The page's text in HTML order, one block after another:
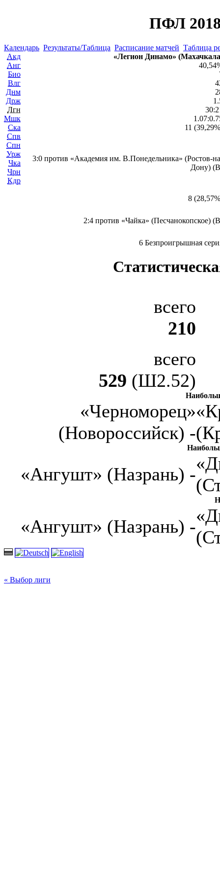
ПФЛ
Календарь Результаты/Таблица Расписание матчей Таблица
Акд
Анг
Био
Влг
Днм
Држ
Лгн
Мшк
Ска
Спв
Спн
Урж
Чка
Чрн
Кдр
«Легион Динамо»
11
3:0 против «Академия им. В.Понедельника» (Ростов-
Дону)
8
2:4 против «Чайка» (Песчанокопское)
6 Безпроигрышная
всего
210
всего
529 (Ш2.52)
«Черноморец»
(Новороссийск) -
«Ангушт» (Назрань) -
«Ангушт» (Назрань) -
« Выбор лиги